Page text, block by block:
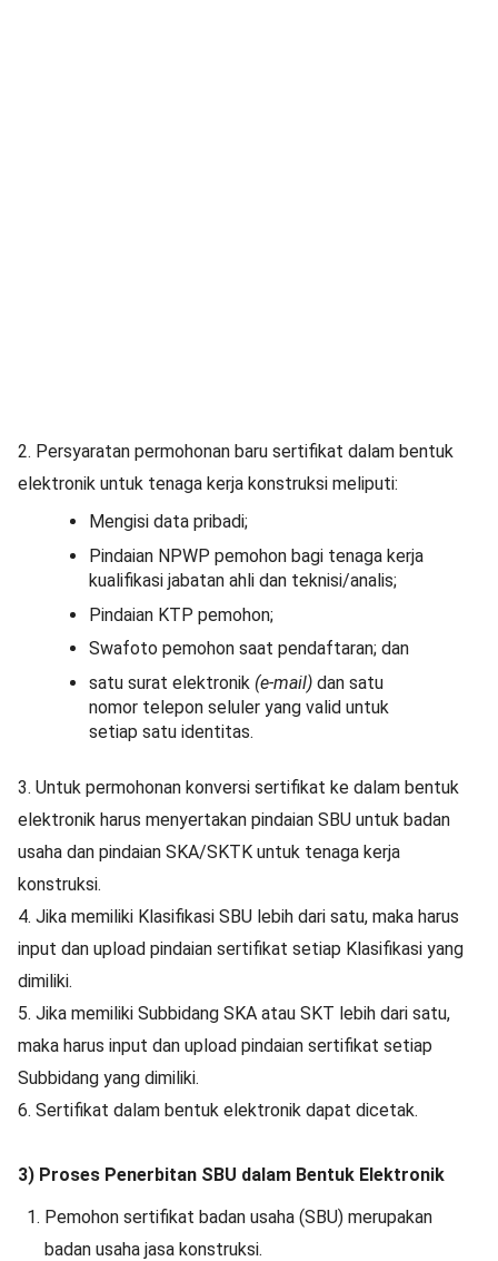
2. Persyaratan permohonan baru sertifikat dalam bentuk
elektronik untuk tenaga kerja konstruksi meliputi:
Mengisi data pribadi;
Pindaian NPWP pemohon bagi tenaga kerja
kualifikasi jabatan ahli dan teknisi/analis;
Pindaian KTP pemohon;
Swafoto pemohon saat pendaftaran; dan
satu surat elektronik (e-mail) dan satu
nomor telepon seluler yang valid untuk
setiap satu identitas.
3. Untuk permohonan konversi sertifikat ke dalam bentuk
elektronik harus menyertakan pindaian SBU untuk badan
usaha dan pindaian SKA/SKTK untuk tenaga kerja
konstruksi.
4. Jika memiliki Klasifikasi SBU lebih dari satu, maka harus
input dan upload pindaian sertifikat setiap Klasifikasi yang
dimiliki.
5. Jika memiliki Subbidang SKA atau SKT lebih dari satu,
maka harus input dan upload pindaian sertifikat setiap
Subbidang yang dimiliki.
6. Sertifikat dalam bentuk elektronik dapat dicetak.
3) Proses Penerbitan SBU dalam Bentuk Elektronik
Pemohon sertifikat badan usaha (SBU) merupakan
badan usaha jasa konstruksi.